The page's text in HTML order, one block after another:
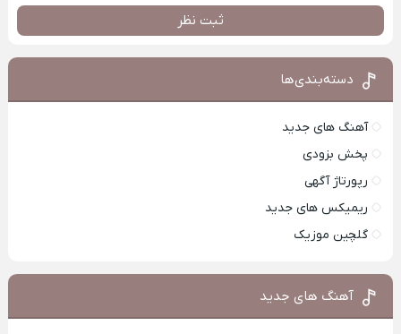
ثبت نظر
دسته‌بندی‌ها
آهنگ های جدید
پخش بزودی
رپورتاژ آگهی
ریمیکس های جدید
گلچین موزیک
آهنگ های جدید